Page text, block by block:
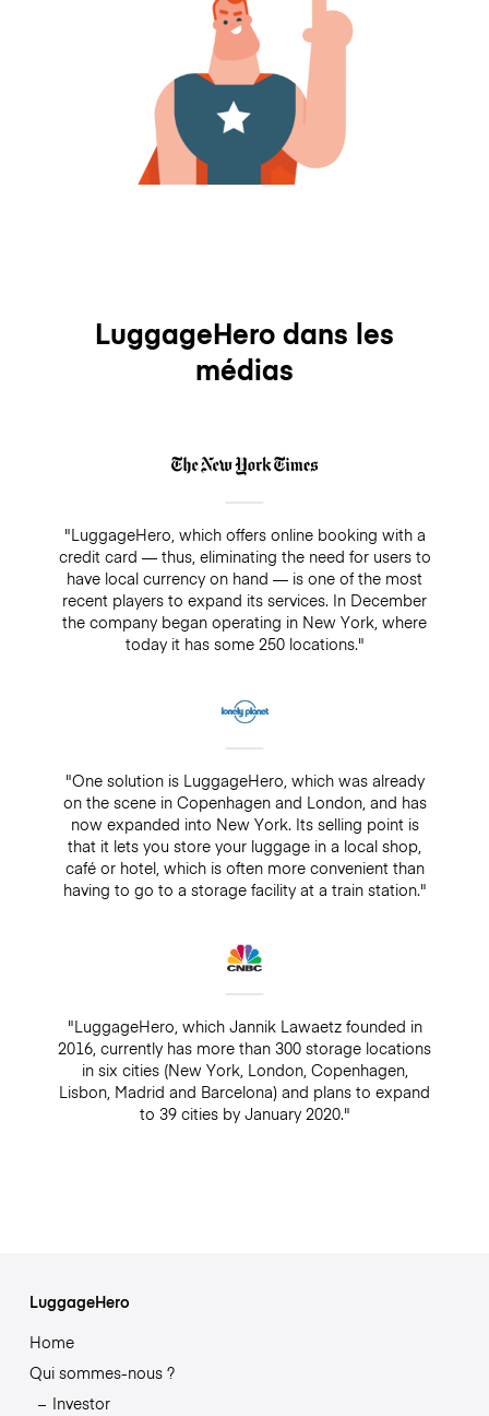
LuggageHero dans les
médias
"LuggageHero, which offers online booking with a
credit card — thus, eliminating the need for users to
have local currency on hand — is one of the most
recent players to expand its services. In December
the company began operating in New York, where
today it has some 250 locations."
"One solution is LuggageHero, which was already
on the scene in Copenhagen and London, and has
now expanded into New York. Its selling point is
that it lets you store your luggage in a local shop,
café or hotel, which is often more convenient than
having to go to a storage facility at a train station."
"LuggageHero, which Jannik Lawaetz founded in
2016, currently has more than 300 storage locations
in six cities (New York, London, Copenhagen,
Lisbon, Madrid and Barcelona) and plans to expand
to 39 cities by January 2020."
LuggageHero
Home
Qui sommes-nous ?
Investor